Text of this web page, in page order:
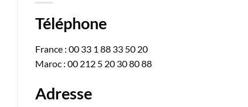
Téléphone
France : 00 33 1 88 33 50 20
Maroc : 00 212 5 20 30 80 88
Adresse